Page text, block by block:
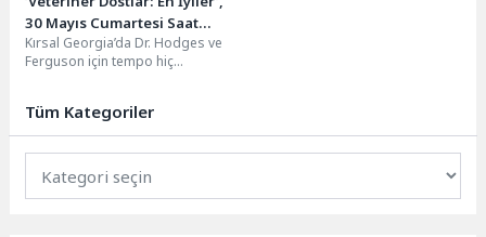
30 Mayıs Cumartesi Saat
21.00’de National Geographic
WILD Ekranlarında!
Kırsal Georgia’da Dr. Hodges ve
Ferguson için tempo hiç
Tüm Kategoriler